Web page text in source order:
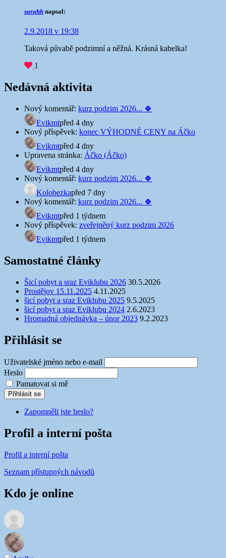
sarahh napsal:
2.9.2018 v 19:38
Taková půvabě podzimní a něžná. Krásná kabelka!
1
Nedávná aktivita
Nový komentář: kurz podzim 2026... 🍀
Evikmtpřed 4 dny
Nový příspěvek: konec VÝHODNÉ CENY na Áčko
Evikmtpřed 4 dny
Upravena stránka: Áčko (Áčko)
Evikmtpřed 4 dny
Nový komentář: kurz podzim 2026... 🍀
Kolobezkapřed 7 dny
Nový komentář: kurz podzim 2026... 🍀
Evikmtpřed 1 týdnem
Nový příspěvek: zveřejněný kurz podzim 2026
Evikmtpřed 1 týdnem
Samostatné články
Šicí pobyt a sraz Eviklubu 2026 30.5.2026
Prostějov 15.11.2025 4.11.2025
šicí pobyt a sraz Eviklubu 2025 9.5.2025
šicí pobyt a sraz Eviklubu 2024 2.6.2023
Hromadná objednávka – únor 2023 9.2.2023
Přihlásit se
Uživatelské jméno nebo e-mail
Heslo
Pamatovat si mě
Přihlásit se
Zapomněli jste heslo?
Profil a interní pošta
Profil a interní pošta
Seznam přístupných návodů
Kdo je online